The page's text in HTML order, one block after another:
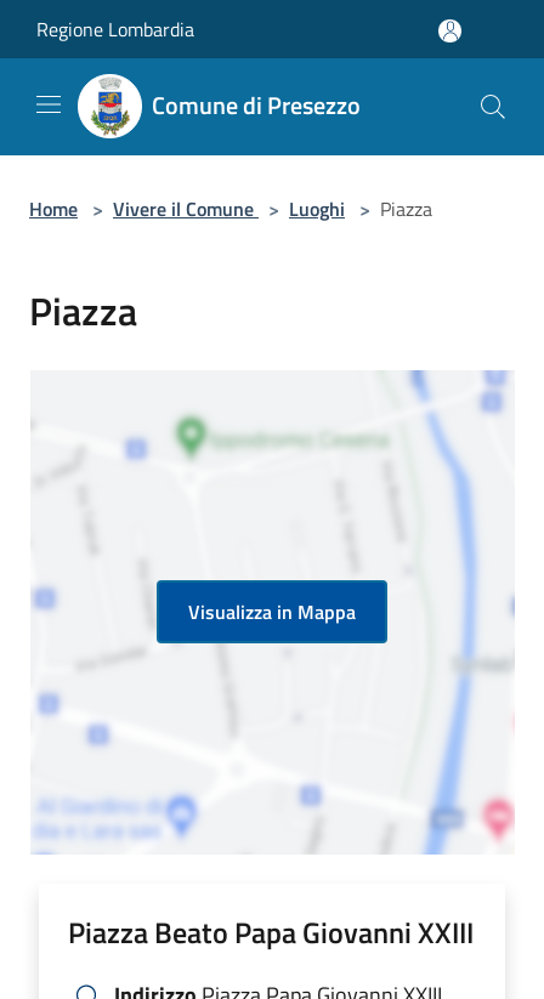
Regione Lombardia
Comune di Presezzo
Home > Vivere il Comune > Luoghi > Piazza
Piazza
Visualizza in Mappa
Piazza Beato Papa Giovanni XXIII